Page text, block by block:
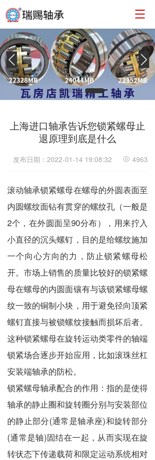
T
g
g
l
e
n
a
i
a
t
n
上海进口轴承告诉您锁紧螺母止
退原理到底是什么
发布日期：2022-01-14 19:08:32 4963
滚动轴承锁紧螺母在螺母的外圆表面至
内圆螺纹面钻有贯穿的螺纹孔（一般是
2个，在外圆面呈90分布），用来拧入
小直径的沉头螺钉，目的是给螺纹施加
一个向心方向的力，防止锁紧螺母松
开。市场上销售的质量比较好的锁紧螺
母在螺母的内圆面镶有与该锁紧螺母螺
纹一致的铜制小块，用于避免径向顶紧
螺钉直接与被锁螺纹接触而损坏后者。
这种锁紧螺母在旋转运动类零件的轴端
锁紧场合逐步开始应用，比如滚珠丝杠
安装端轴承的防松。
锁紧螺母轴承配合的作用：指的是使得
轴承的静止圈和旋转圈分别与安装部位
的静止部分(通常是轴承座)和旋转部分
(通常是轴)固结在一起，从而实现在旋
转状态下传递载荷和限定运动系统相对